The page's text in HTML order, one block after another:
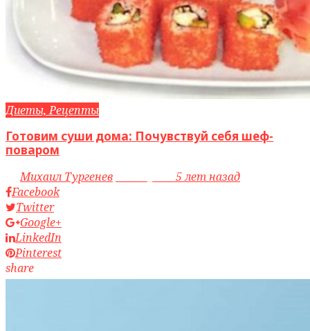
Диеты, Рецепты
Готовим суши дома: Почувствуй себя шеф-
поваром
byМихаил Тургенев
5 лет назад
Facebook
Twitter
Google+
LinkedIn
Pinterest
share